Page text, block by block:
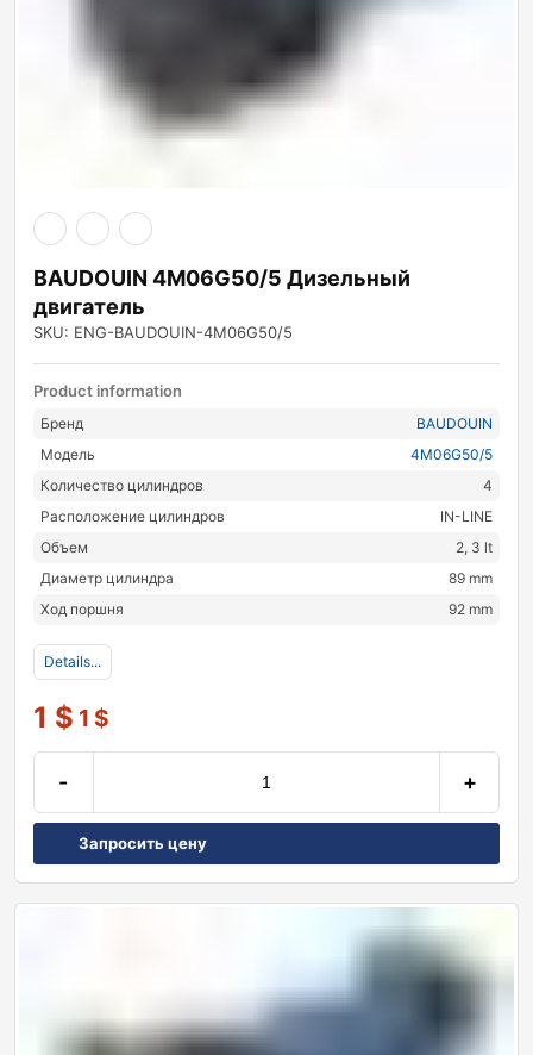
BAUDOUIN 4M06G50/5 Дизельный
двигатель
SKU: ENG-BAUDOUIN-4M06G50/5
Product information
Бренд
BAUDOUIN
Модель
4M06G50/5
Количество цилиндров
4
Расположение цилиндров
IN-LINE
Объем
2, 3 lt
Диаметр цилиндра
89 mm
Ход поршня
92 mm
Details...
1 $ 1 $
- +
Запросить цену